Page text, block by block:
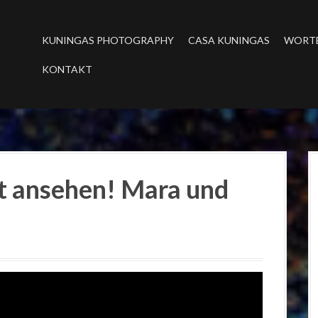
KUNINGAS PHOTOGRAPHY CASA KUNINGAS
KONTAKT
Mara und